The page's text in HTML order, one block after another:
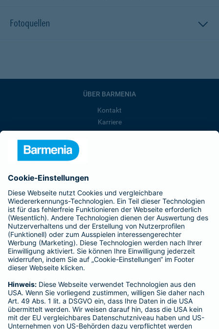
Fotoquellen
ÜBER BARMENIA
Kontakt
Karriere
Barmenia ist Teil der BarmeniaGothaer
BELIEBTE SEITEN
Kranken-Zusatzversicherung
Tierversicherungen
Haftpflichtversicherung
Hausratversicherung
Adresse ändern
Schaden melden
Kilometerstandsmeldung
Serviceübersicht